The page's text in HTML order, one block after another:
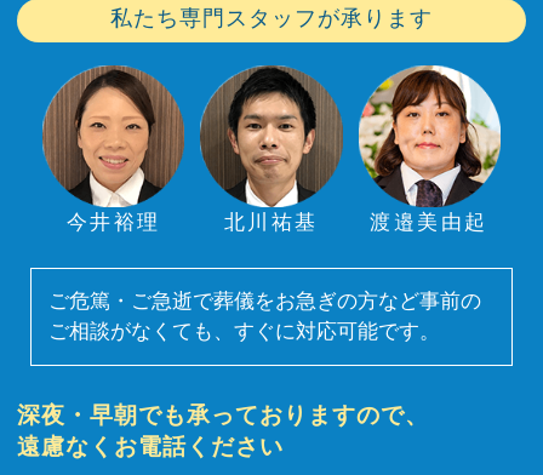
私たち専門スタッフが承ります
今井裕理 北川祐基 渡邉美由起
ご危篤・ご急逝で葬儀をお急ぎの方など事前の
ご相談がなくても、すぐに対応可能です。
深夜・早朝でも承っておりますので、
遠慮なくお電話ください